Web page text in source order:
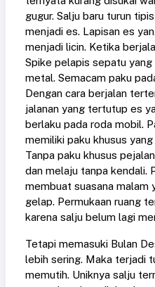
gugur. Salju baru turun
menjadi es. Lapisan es
menjadi licin. Ketika
Spike pelapis sepatu
metal. Semacam paku
Dengan cara berjalan
jalanan yang tertutup es
berlaku pada roda mobil.
memiliki paku khusus
Tanpa paku khusus
dan melaju tanpa kendali.
membuat suasana malam
gelap. Permukaan ruang
karena salju belum lagi
Tetapi memasuki Bulan
lebih sering. Maka terjadi
memutih. Uniknya salju